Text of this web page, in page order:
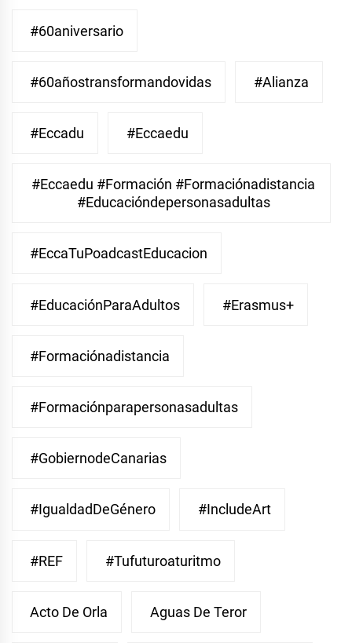
#60aniversario
#60añostransformandovidas #Alianza
#eccadu #eccaedu
#eccaedu #formación #formaciónadistancia
#educacióndepersonasadultas
#EccaTuPoadcastEducacion
#EducaciónParaAdultos #Erasmus+
#Formaciónadistancia
#Formaciónparapersonasadultas
#GobiernodeCanarias
#IgualdadDeGénero #IncludeArt
#REF #Tufuturoaturitmo
Acto De Orla Aguas De Teror